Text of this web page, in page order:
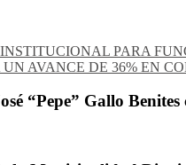
PARA
AVANCE DE 36% EN
“Pepe” Gallo